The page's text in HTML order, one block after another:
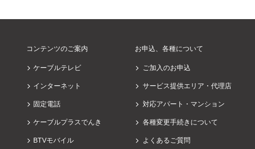
コンテンツのご案内
ケーブルテレビ
インターネット
固定電話
ケーブルプラスでんき
BTVモバイル
お申込、各種について
ご加入のお申込
サービス提供エリア・代理店
対応アパート・マンション
各種変更手続きについて
よくあるご質問